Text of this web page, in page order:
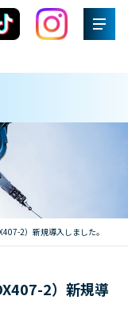
2）新規導入しました。
2）新規導